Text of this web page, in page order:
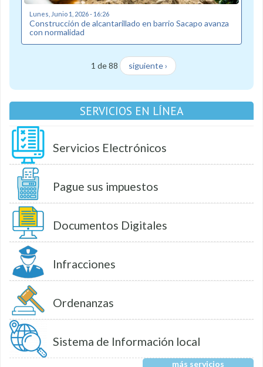
Lunes, Junio 1, 2026 - 16:26
Construcción de alcantarillado en barrio Sacapo avanza
con normalidad
1 de 88 siguiente ›
SERVICIOS EN LÍNEA
Servicios Electrónicos
Pague sus impuestos
Documentos Digitales
Infracciones
Ordenanzas
Sistema de Información local
más servicios